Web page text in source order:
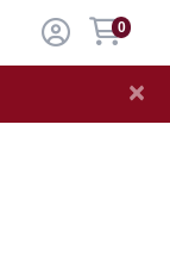
0
×